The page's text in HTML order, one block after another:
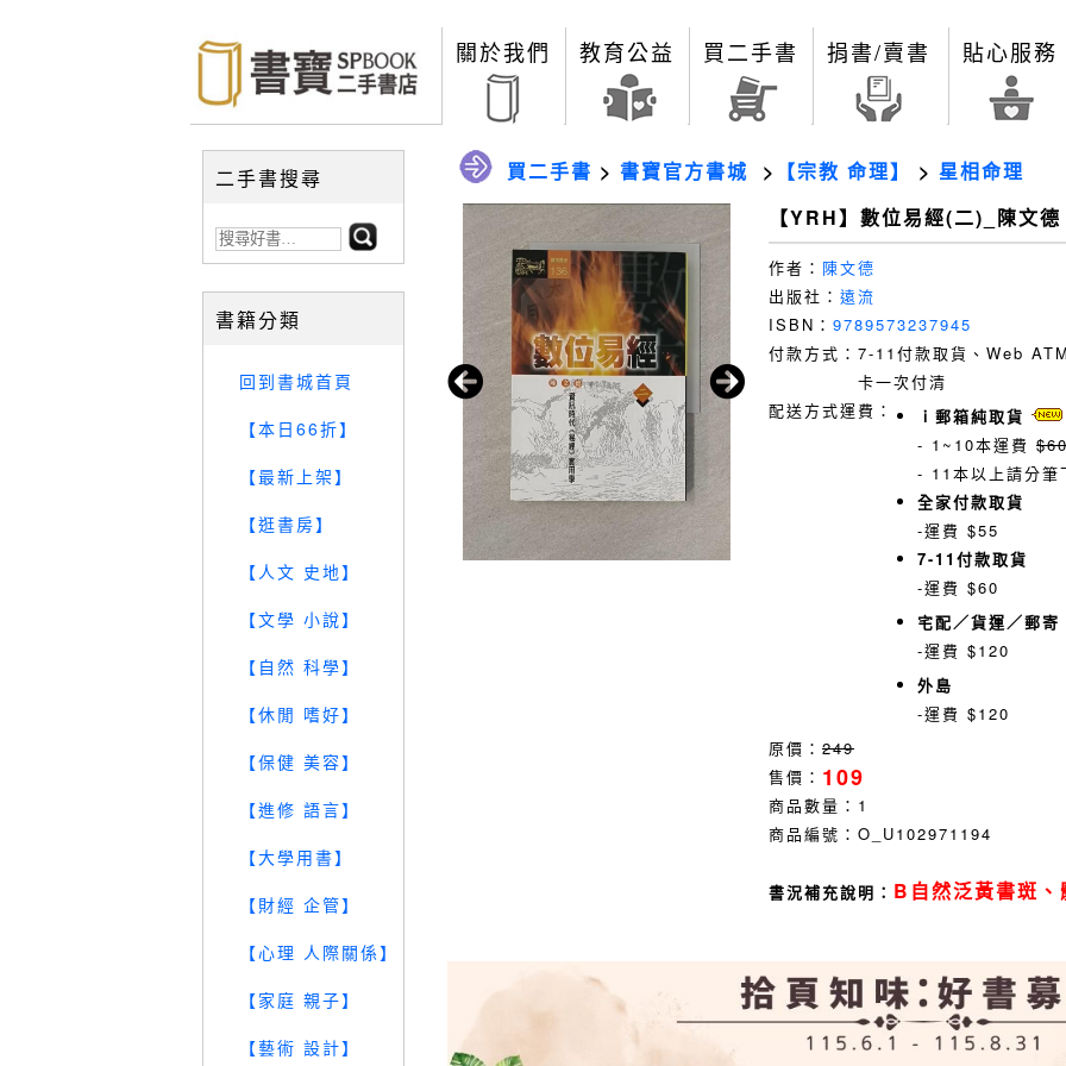
關於我們 教育公益 買二手書 捐書/賣書 貼心服務
二手書搜尋
書籍分類
回到書城首頁
【本日66折】
【最新上架】
【逛書房】
【人文 史地】
【文學 小說】
【自然 科學】
【休閒 嗜好】
【保健 美容】
【進修 語言】
【大學用書】
【財經 企管】
【心理 人際關係】
【家庭 親子】
【藝術 設計】
買二手書 > 書寶官方書城 > 【宗教 命理】 > 星相命理
【YRH】數位易經(二)_陳文德
作者： 陳文德
出版社： 遠流
ISBN： 9789573237945
付款方式： 7-11付款取貨、Web
卡一次付清
配送方式運費：
ｉ郵箱純取貨
- 1~10本運費
- 11本以上請分筆
全家付款取貨
-運費 $55
7-11付款取貨
-運費 $60
宅配／貨運／郵寄
-運費 $120
外島
-運費 $120
原價： 249
售價： 109
商品數量： 1
商品編號： O_U102971194
書況補充說明： B自然泛黃書斑、